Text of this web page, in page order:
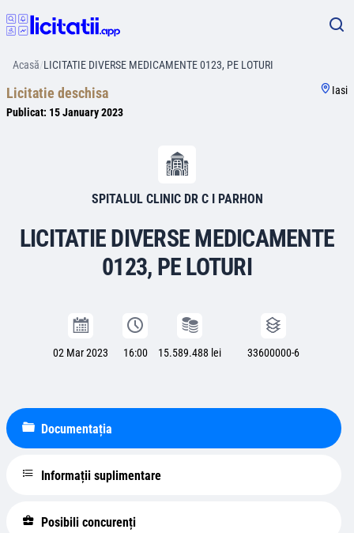
Acasă/LICITATIE DIVERSE MEDICAMENTE 0123, PE LOTURI
Licitatie deschisa
Publicat: 15 January 2023
Iasi
SPITALUL CLINIC DR C I PARHON
LICITATIE DIVERSE MEDICAMENTE
0123, PE LOTURI
02 Mar 2023 16:00 15.589.488 lei 33600000-6
Documentația
Informații suplimentare
Posibili concurenți